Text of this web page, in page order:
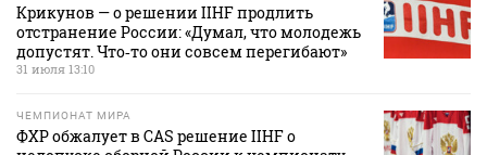
Крикунов — о решении IIHF продлить
отстранение России: «Думал, что молодежь
допустят. Что‑то они совсем перегибают»
31 июля 13:10
ЧЕМПИОНАТ МИРА
ФХР обжалует в CAS решение IIHF о